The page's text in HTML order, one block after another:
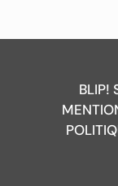
BLIP!